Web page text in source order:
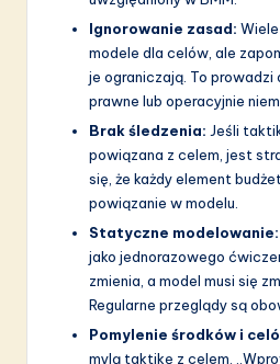
Ignorowanie zasad:
modele dla celów, ale
je ograniczają. To
prawne lub operacyjnie
Brak śledzenia: Jeśli
powiązana z celem, jest
się, że każdy element
powiązanie w modelu.
Statyczne modelowanie:
jako jednorazowego
zmienia, a model musi się
Regularne przeglądy są
Pomylenie środków i
mylą taktikę z celem.